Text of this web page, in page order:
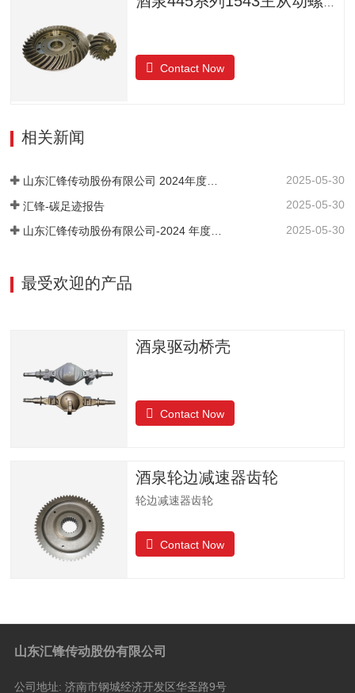
Contact Now
相关新闻
山东汇锋传动股份有限公司 2024年度社会责任报告 2025-05-30
汇锋-碳足迹报告 2025-05-30
2025-05-30
最受欢迎的产品
酒泉驱动桥壳
Contact Now
酒泉轮边减速器齿轮
轮边减速器齿轮
Contact Now
山东汇锋传动股份有限公司
公司地址: 济南市钢城经济开发区华圣路9号